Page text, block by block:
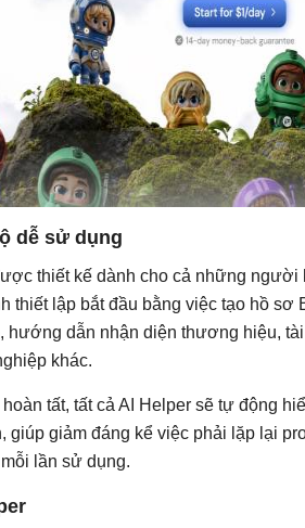
dễ sử dụng
thiết kế dành cho cả những người
thiết lập bắt đầu bằng việc tạo hồ sơ
hướng dẫn nhận diện thương hiệu,
khác.
tất, tất cả AI Helper sẽ tự động
giúp giảm đáng kể việc phải lặp lại
lần sử dụng.